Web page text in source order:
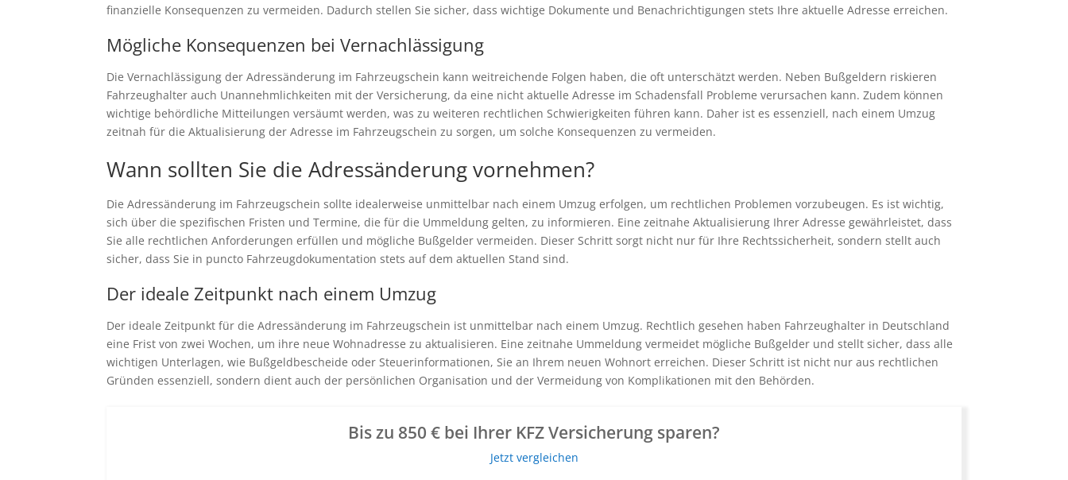
finanzielle Konsequenzen zu vermeiden. Dadurch stellen Sie sicher, dass wichtige Dokumente und Benachrichtigungen stets Ihre aktuelle Adresse erreichen.
Mögliche Konsequenzen bei Vernachlässigung
Die Vernachlässigung der Adressänderung im Fahrzeugschein kann weitreichende Folgen haben, die oft unterschätzt werden. Neben Bußgeldern riskieren
Fahrzeughalter auch Unannehmlichkeiten mit der Versicherung, da eine nicht aktuelle Adresse im Schadensfall Probleme verursachen kann. Zudem können
wichtige behördliche Mitteilungen versäumt werden, was zu weiteren rechtlichen Schwierigkeiten führen kann. Daher ist es essenziell, nach einem Umzug
zeitnah für die Aktualisierung der Adresse im Fahrzeugschein zu sorgen, um solche Konsequenzen zu vermeiden.
Wann sollten Sie die Adressänderung vornehmen?
Die Adressänderung im Fahrzeugschein sollte idealerweise unmittelbar nach einem Umzug erfolgen, um rechtlichen Problemen vorzubeugen. Es ist wichtig,
sich über die spezifischen Fristen und Termine, die für die Ummeldung gelten, zu informieren. Eine zeitnahe Aktualisierung Ihrer Adresse gewährleistet, dass
Sie alle rechtlichen Anforderungen erfüllen und mögliche Bußgelder vermeiden. Dieser Schritt sorgt nicht nur für Ihre Rechtssicherheit, sondern stellt auch
sicher, dass Sie in puncto Fahrzeugdokumentation stets auf dem aktuellen Stand sind.
Der ideale Zeitpunkt nach einem Umzug
Der ideale Zeitpunkt für die Adressänderung im Fahrzeugschein ist unmittelbar nach einem Umzug. Rechtlich gesehen haben Fahrzeughalter in Deutschland
eine Frist von zwei Wochen, um ihre neue Wohnadresse zu aktualisieren. Eine zeitnahe Ummeldung vermeidet mögliche Bußgelder und stellt sicher, dass alle
wichtigen Unterlagen, wie Bußgeldbescheide oder Steuerinformationen, Sie an Ihrem neuen Wohnort erreichen. Dieser Schritt ist nicht nur aus rechtlichen
Gründen essenziell, sondern dient auch der persönlichen Organisation und der Vermeidung von Komplikationen mit den Behörden.
Bis zu 850 € bei Ihrer KFZ Versicherung sparen?
Jetzt vergleichen